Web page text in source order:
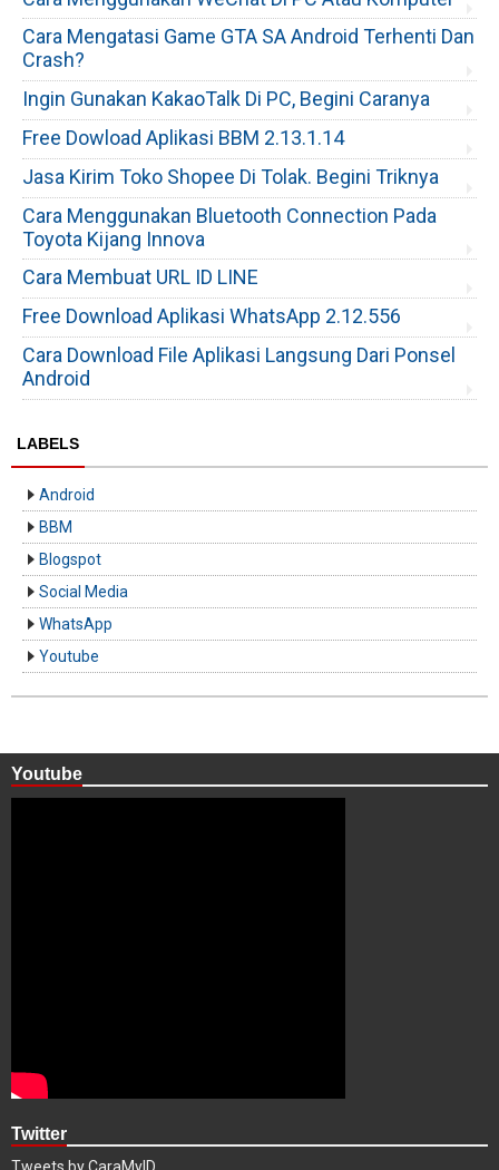
Cara Mengatasi Game GTA SA Android Terhenti Dan
Crash?
Ingin Gunakan KakaoTalk Di PC, Begini Caranya
Free Dowload Aplikasi BBM 2.13.1.14
Jasa Kirim Toko Shopee Di Tolak. Begini Triknya
Cara Menggunakan Bluetooth Connection Pada
Toyota Kijang Innova
Cara Membuat URL ID LINE
Free Download Aplikasi WhatsApp 2.12.556
Cara Download File Aplikasi Langsung Dari Ponsel
Android
LABELS
Android
BBM
Blogspot
Social Media
WhatsApp
Youtube
Youtube
Twitter